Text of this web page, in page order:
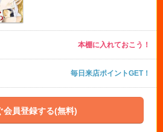
本棚に入れておこう！
毎日来店ポイントGET！
会員登録する(無料)